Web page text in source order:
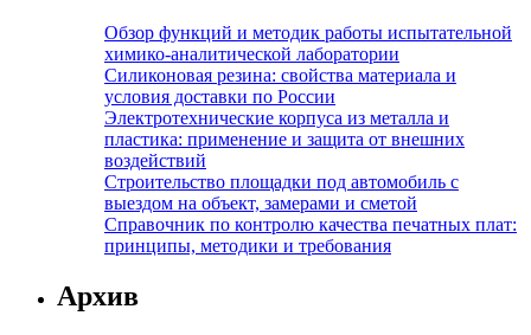
Обзор функций и методик работы испытательной
химико-аналитической лаборатории
Силиконовая резина: свойства материала и
условия доставки по России
Электротехнические корпуса из металла и
пластика: применение и защита от внешних
воздействий
Строительство площадки под автомобиль с
выездом на объект, замерами и сметой
Справочник по контролю качества печатных плат:
принципы, методики и требования
Архив